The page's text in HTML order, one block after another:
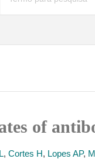
of
, Cortes H, Lopes AP,